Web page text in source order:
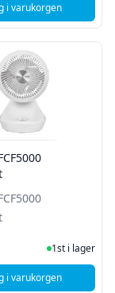
i varukorgen
, Nedis Bordsfläkt -
I Lager
1st i lager
i varukorgen
, Loeffen LFCF5000